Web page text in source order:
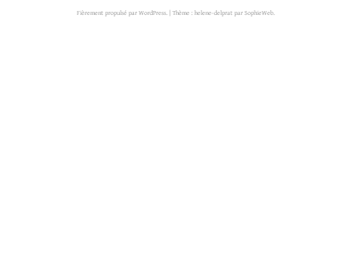
Fièrement propulsé par WordPress. Thème : helene-delprat par SophieWeb.